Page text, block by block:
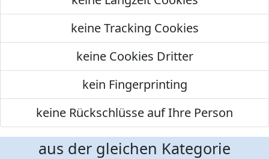
keine Tracking Cookies
keine Cookies Dritter
kein Fingerprinting
keine Rückschlüsse auf Ihre Person
aus der gleichen Kategorie